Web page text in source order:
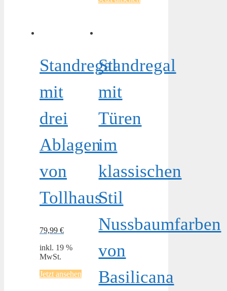
Standregal
mit
drei
Ablagen
von
Tollhaus
79,99 €
inkl. 19 %
MwSt.
Jetzt ansehen
Standregal
mit
Türen
im
klassischen
Stil
Nussbaumfarben
von
Basilicana